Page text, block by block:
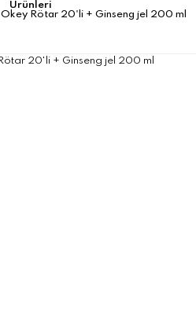
Okey Rötar 20'li + Ginseng jel 200 ml